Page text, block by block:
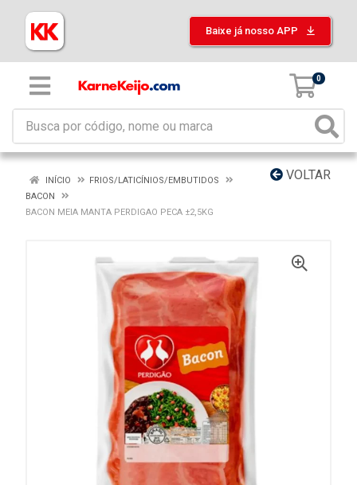
Baixe já nosso APP
0
VOLTAR
INÍCIO
FRIOS/LATICÍNIOS/EMBUTIDOS
BACON
BACON MEIA MANTA PERDIGAO PECA ±2,5KG